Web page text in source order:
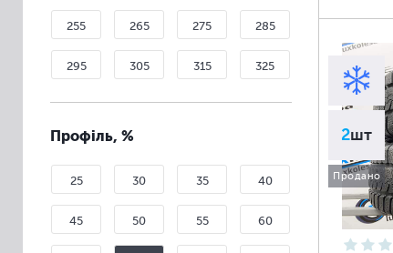
255 265 275 285
295 305 315 325
335
Профіль, %
25 30 35 40
45 50 55 60
2шт
Продано